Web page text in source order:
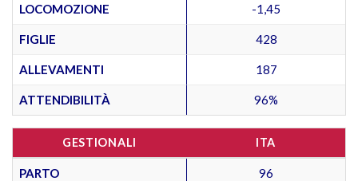
LOCOMOZIONE -1,45
FIGLIE 428
ALLEVAMENTI 187
ATTENDIBILITÀ 96%
GESTIONALI ITA
PARTO 96